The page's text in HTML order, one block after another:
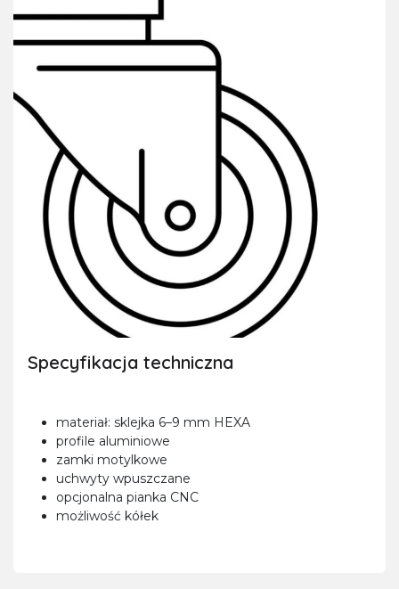
Specyfikacja techniczna
materiał: sklejka 6–9 mm HEXA
profile aluminiowe
zamki motylkowe
uchwyty wpuszczane
opcjonalna pianka CNC
możliwość kółek